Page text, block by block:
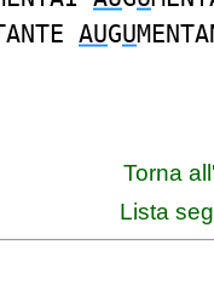
AUGU
Torna
Lista